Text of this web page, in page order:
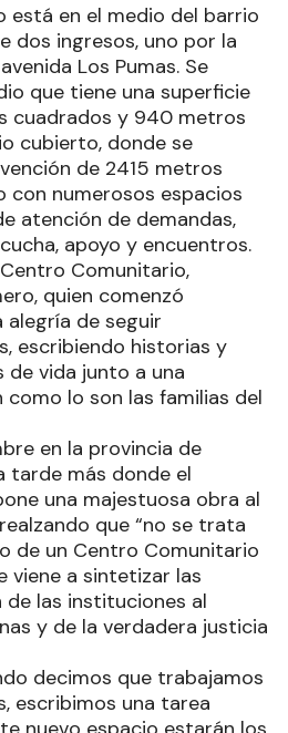
está en el medio del barrio
dos ingresos, uno por la
Los Pumas. Se
que tiene una superficie
cuadrados y 940 metros
cubierto, donde se
de 2415 metros
con numerosos espacios
atención de demandas,
apoyo y encuentros.
Comunitario,
quien comenzó
alegría de seguir
escribiendo historias y
vida junto a una
lo son las familias del
en la provincia de
tarde más donde el
una majestuosa obra al
que “no se trata
de un Centro Comunitario
viene a sintetizar las
las instituciones al
y de la verdadera justicia
decimos que trabajamos
escribimos una tarea